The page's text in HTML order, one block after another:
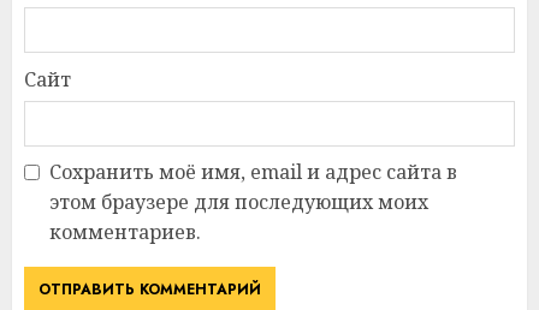
Сайт
Сохранить моё имя, email и адрес сайта в
этом браузере для последующих моих
комментариев.